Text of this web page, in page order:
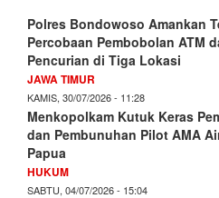
Polres Bondowoso Amankan
Percobaan Pembobolan ATM
Pencurian di Tiga Lokasi
JAWA TIMUR
KAMIS, 30/07/2026 - 11:28
Menkopolkam Kutuk Keras
dan Pembunuhan Pilot AMA
Papua
HUKUM
SABTU, 04/07/2026 - 15:04